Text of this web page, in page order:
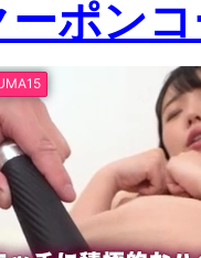
ーポン